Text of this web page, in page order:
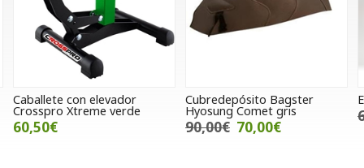
Caballete con elevador
Crosspro Xtreme verde
60,50€
Cubredepósito Bagster
Hyosung Comet gris
90,00€ 70,00€